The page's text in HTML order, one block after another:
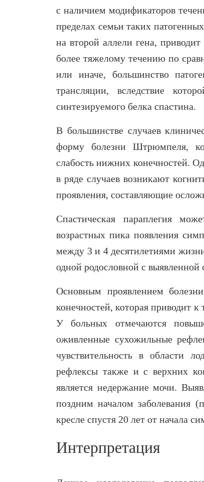
с наличием модификаторов
пределах семьи таких
на второй аллели гена,
более тяжелому течению по
или иначе, большинство
трансляции, вследствие
синтезируемого белка спастина.
В большинстве случаев
форму болезни Штрюмпеля,
слабость нижних конечностей.
в ряде случаев возникают
проявления, составляющие
Спастическая параплегия
возрастных пика появления
между 3 и 4 десятилетиями
одной родословной с
Основным проявлением
конечностей, которая приводит
У больных отмечаются
оживленные сухожильные
чувствительность в области
рефлексы также и с верхних
является недержание мочи.
поздним началом заболевания
кресле спустя 20 лет от начала
Интерпретация